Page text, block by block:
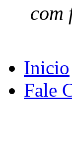
com
Inicio
Fale